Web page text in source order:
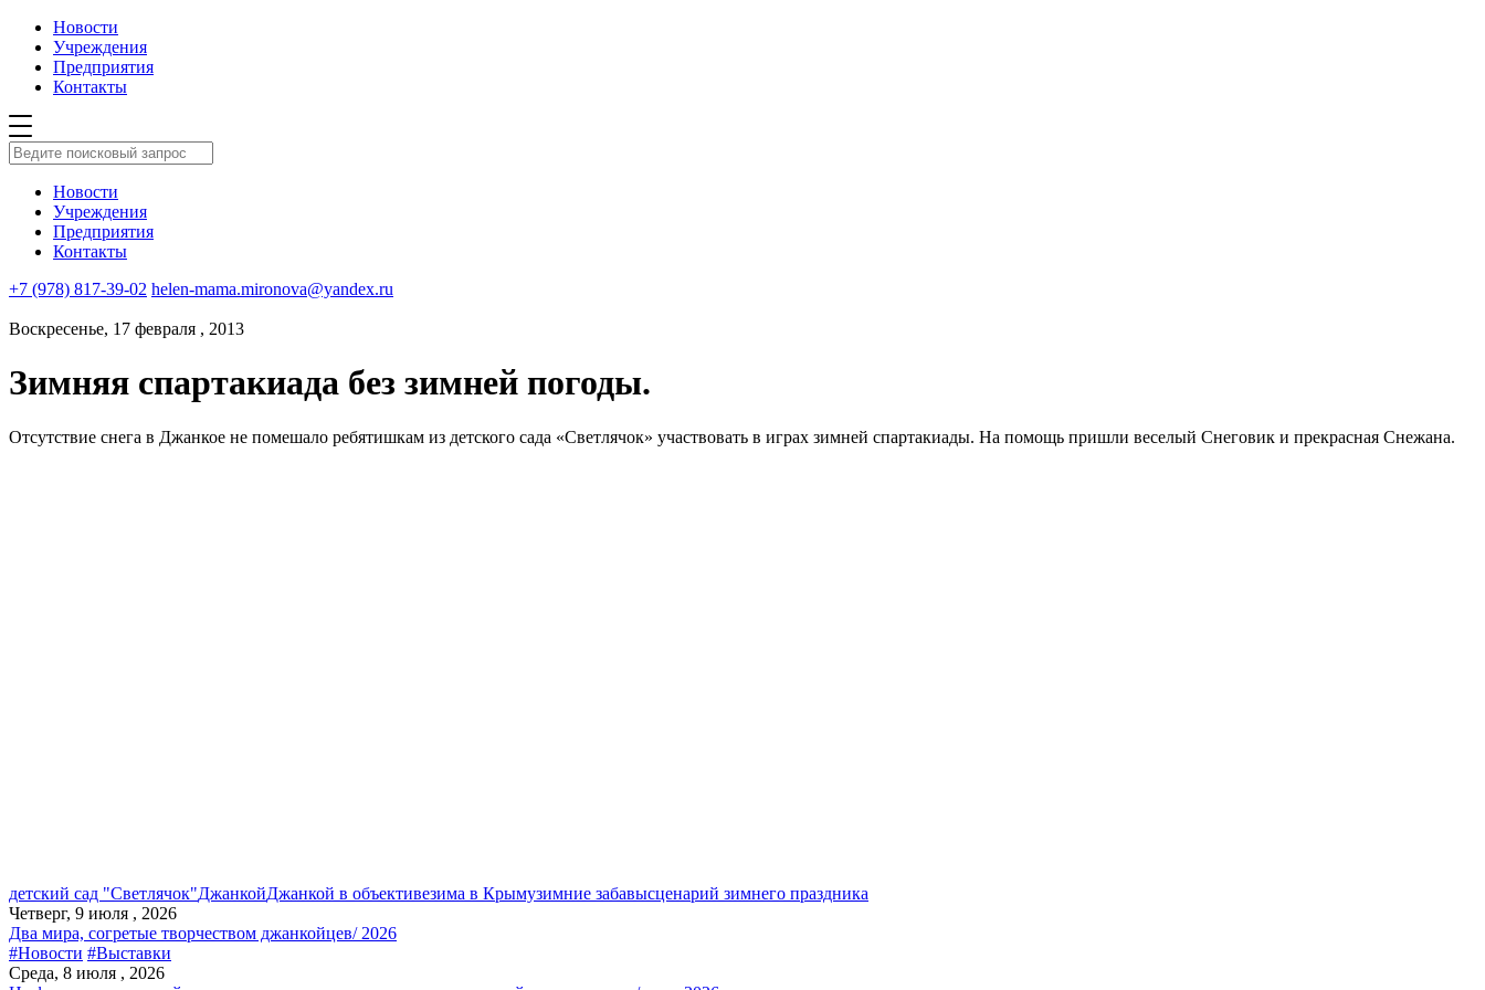
Новости
Учреждения
Предприятия
Контакты
Новости
Учреждения
Предприятия
Контакты
+7 (978) 817-39-02 helen-mama.mironova@yandex.ru
Воскресенье, 17 февраля , 2013
Зимняя спартакиада без зимней погоды.
Отсутствие снега в Джанкое не помешало ребятишкам из детского сада «Светлячок» участвовать в играх зимней спартакиады. На помощь пришли веселый Снеговик и прекрасная Снежана.
детский сад "Светлячок"ДжанкойДжанкой в объективезима в Крымузимние забавысценарий зимнего праздника
Четверг, 9 июля , 2026
Два мира, согретые творчеством джанкойцев/ 2026
#Новости #Выставки
Среда, 8 июля , 2026